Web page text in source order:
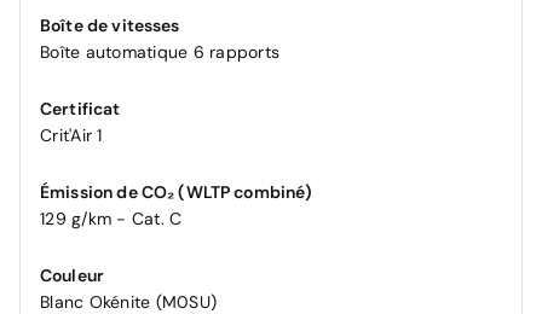
Boîte de vitesses
Boîte automatique 6 rapports
Certificat
Crit'Air 1
Émission de CO₂ (WLTP combiné)
129 g/km - Cat. C
Couleur
Blanc Okénite (M0SU)